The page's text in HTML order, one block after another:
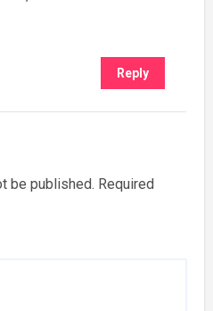
Reply
be published. Required